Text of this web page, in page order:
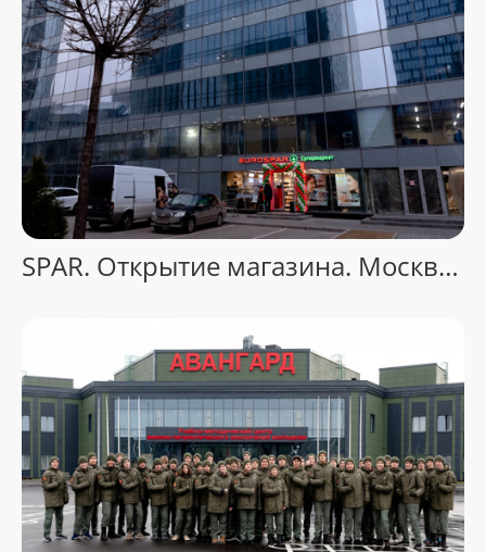
SPAR. Открытие магазина. Москва-Сити.